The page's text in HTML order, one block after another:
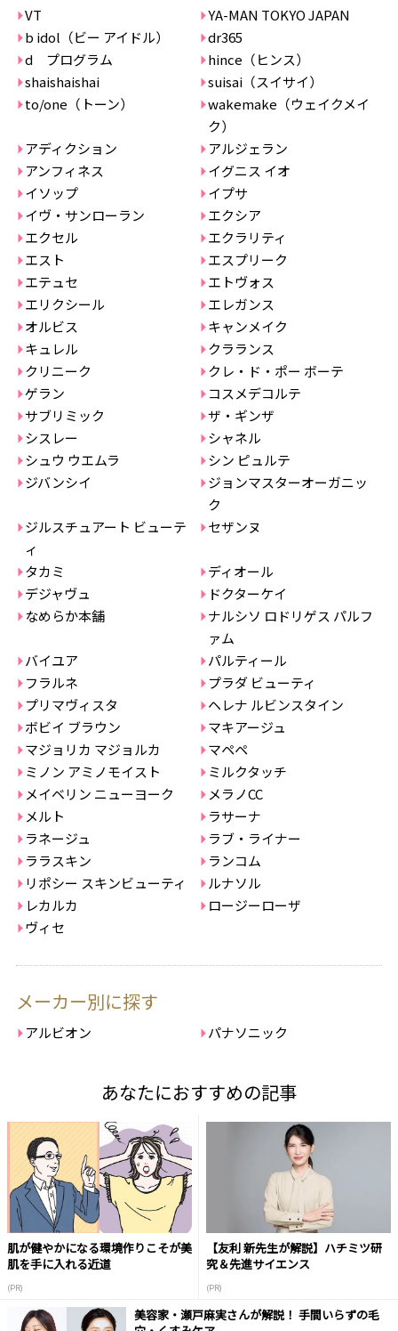
VT
YA-MAN TOKYO JAPAN
b idol（ビー アイドル）
dr365
d プログラム
hince（ヒンス）
shaishaishai
suisai（スイサイ）
to/one（トーン）
wakemake（ウェイクメイ
ク）
アディクション
アルジェラン
アンフィネス
イグニス イオ
イソップ
イプサ
イヴ・サンローラン
エクシア
エクセル
エクラリティ
エスト
エスプリーク
エテュセ
エトヴォス
エリクシール
エレガンス
オルビス
キャンメイク
キュレル
クラランス
クリニーク
クレ・ド・ポー ボーテ
ゲラン
コスメデコルテ
サブリミック
ザ・ギンザ
シスレー
シャネル
シュウ ウエムラ
シン ピュルテ
ジバンシイ
ジョンマスターオーガニッ
ク
ジルスチュアート ビューテ
ィ
セザンヌ
タカミ
ディオール
デジャヴュ
ドクターケイ
なめらか本舗
ナルシソ ロドリゲス パルフ
ァム
バイユア
パルティール
フラルネ
プラダ ビューティ
プリマヴィスタ
ヘレナ ルビンスタイン
ボビイ ブラウン
マキアージュ
マジョリカ マジョルカ
マペペ
ミノン アミノモイスト
ミルクタッチ
メイベリン ニューヨーク
メラノCC
メルト
ラサーナ
ラネージュ
ラブ・ライナー
ララスキン
ランコム
リポシー スキンビューティ
ルナソル
レカルカ
ロージーローザ
ヴィセ
メーカー別に探す
アルビオン パナソニック
あなたにおすすめの記事
肌が健やかになる環境作りこそが美
肌を手に入れる近道
(PR)
【友利 新先生が解説】ハチミツ研
究＆先進サイエンス
(PR)
美容家・瀬戸麻実さんが解説！ 手間いらずの毛